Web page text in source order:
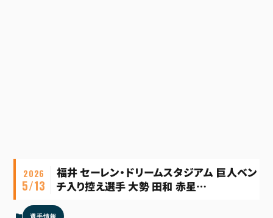
福井 セーレン・ドリームスタジアム 巨人ベン
チ入り控え選手 大勢 田和 赤星…
2026
5/13
選手情報